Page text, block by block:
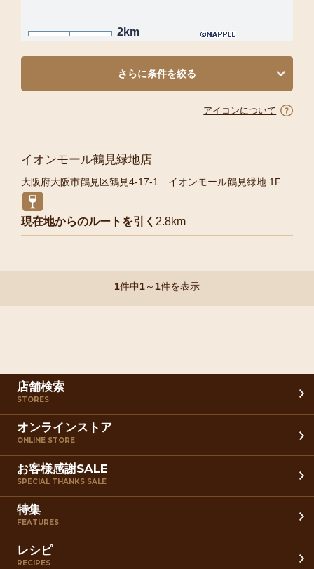
2km
さらに条件を絞る
アイコンについて
イオンモール鶴見緑地店
大阪府大阪市鶴見区鶴見4-17-1 イオンモール鶴見緑地 1F
現在地からのルートを引く 2.8km
1件中1～1件を表示
店舗検索
STORES
オンラインストア
ONLINE STORE
お客様感謝SALE
SPECIAL THANKS SALE
特集
FEATURES
レシピ
RECIPES